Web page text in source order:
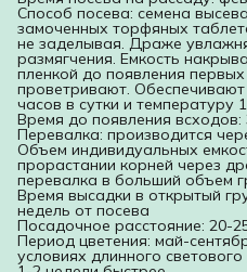
Способ посева: семена
замоченных торфяных
не заделывая. Драже
размягчения. Емкость
пленкой до появления
проветривают.
часов в сутки и температуру
Время до появления всходов:
Перевалка: производится
Объем индивидуальных
прорастании корней через
перевалка в больший объем
Время высадки в открытый
недель от посева
Посадочное расстояние: 20-
Период цветения: май-
условиях длинного